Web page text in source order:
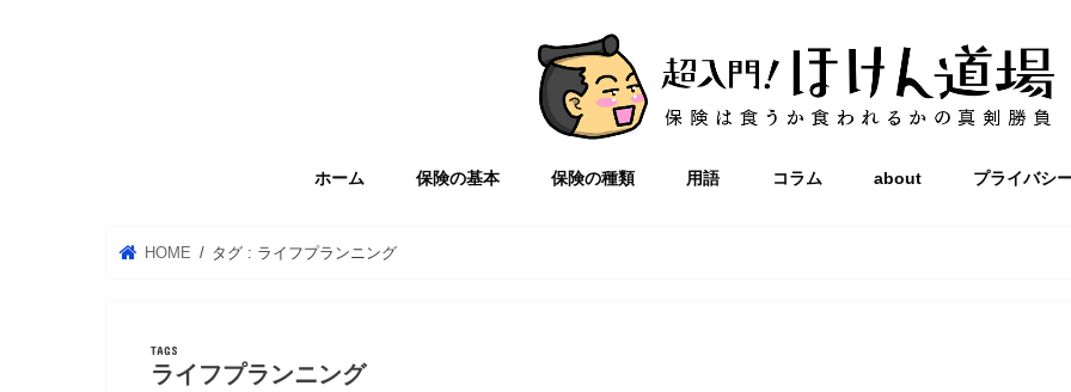
ホーム 保険の基本 保険の種類 用語 コラム about プライバシ
HOME タグ : ライフプランニング
ライフプランニング